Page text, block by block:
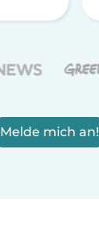
Melde mich an!